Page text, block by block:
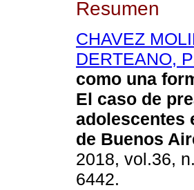
Resumen
CHAVEZ
DERTEANO,
como una
El caso de
adolescentes
de Buenos
2018, vol.36,
6442.